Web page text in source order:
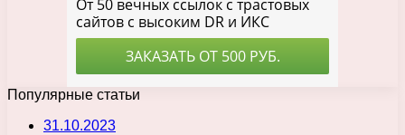
Популярные статьи
31.10.2023